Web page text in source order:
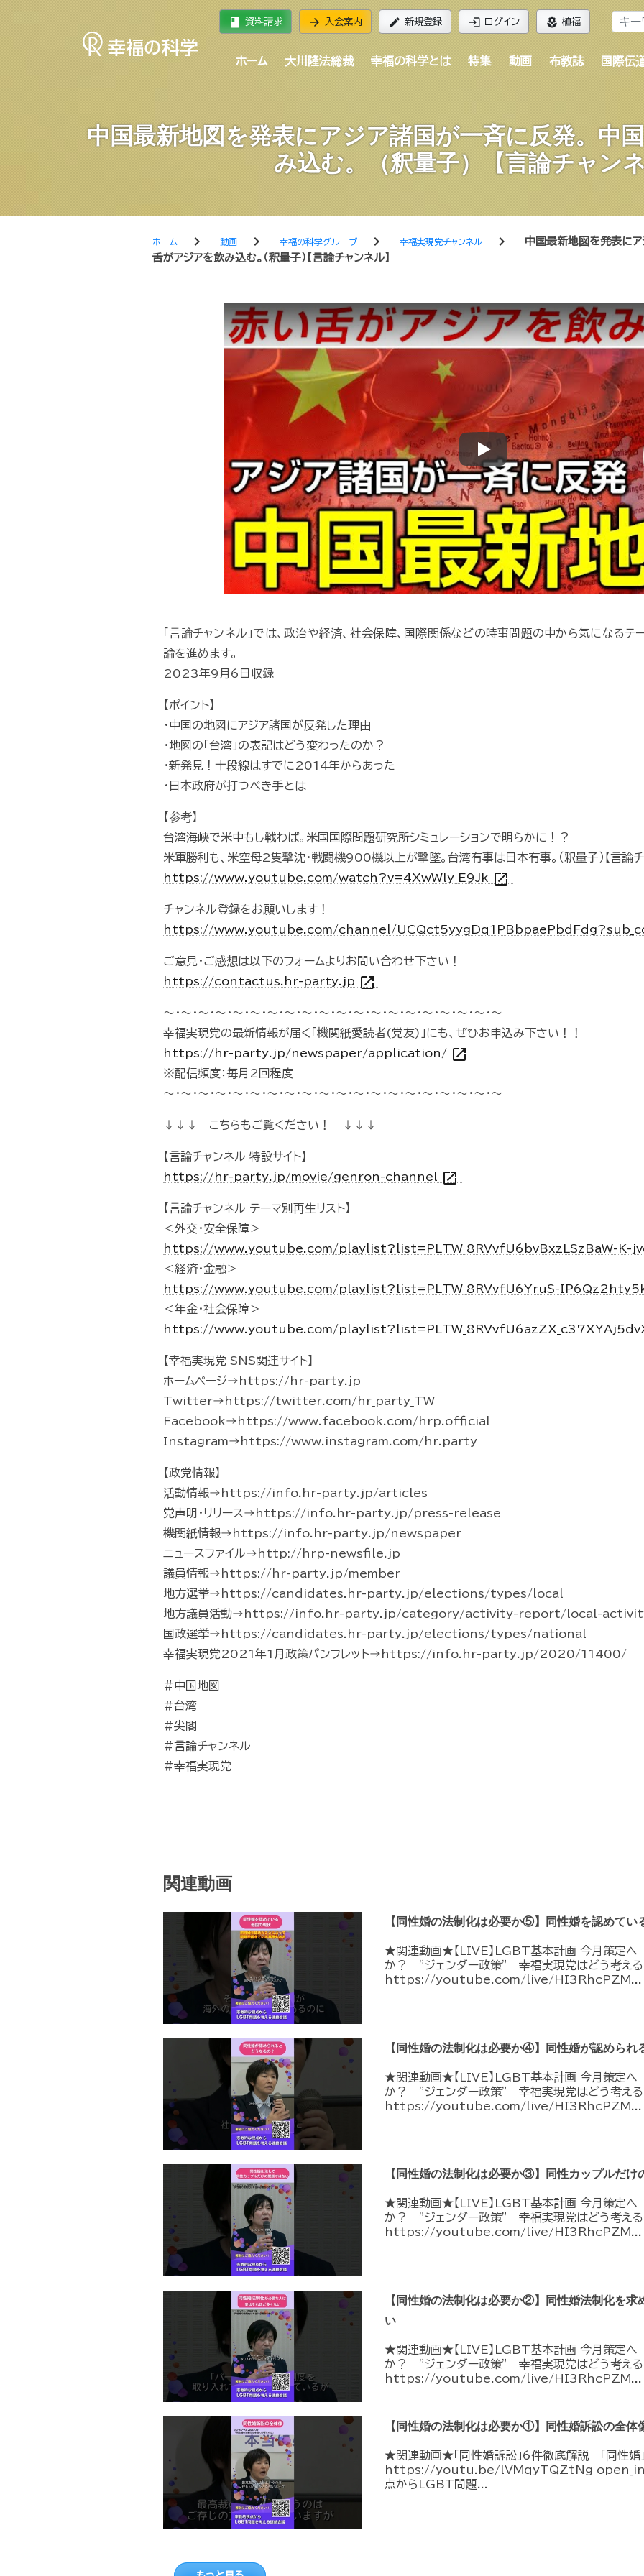
book 資料請求 arrow_forward 入会案内 edit 新規登録 login ログイン local_florist 植福
ホーム 大川隆法総裁 幸福の科学とは 特集 動画 布教誌 国際伝
中国最新地図を発表にアジア諸国が一斉に反発。中
み込む。（釈量子）【言論チャンネ
ホーム chevron_right 動画 chevron_right 幸福の科学グループ chevron_right 幸福実現党チャンネル chevron_right
中国最新地図を発表に
舌がアジアを飲み込む。（釈量子）【言論チャンネル】
Play
「言論チャンネル」では、政治や経済、社会保障、国際関係などの時事問題の中から気になる
論を進めます。
2023年9月6日収録
【ポイント】
・中国の地図にアジア諸国が反発した理由
・地図の「台湾」の表記はどう変わったのか？
・新発見！十段線はすでに2014年からあった
・日本政府が打つべき手とは
【参考】
台湾海峡で米中もし戦わば。米国国際問題研究所シミュレーションで明らかに！？
米軍勝利も、米空母2隻撃沈・戦闘機900機以上が撃墜。台湾有事は日本有事。（釈量子）【言論チ
https://www.youtube.com/watch?v=4XwWly_E9Jk open_in_new
チャンネル登録をお願いします！
https://www.youtube.com/channel/
ご意見・ご感想は以下のフォームよりお問い合わせ下さい！
https://contactus.hr-party.jp open_in_new
～・～・～・～・～・～・～・～・～・～・～・～・～・～・～・～・～・～・～・～
幸福実現党の最新情報が届く「機関紙愛読者(党友)」にも、ぜひお申込み下さい！！
https://hr-party.jp/newspaper/application/ open_in_new
※配信頻度：毎月2回程度
～・～・～・～・～・～・～・～・～・～・～・～・～・～・～・～・～・～・～・～
↓↓↓ こちらもご覧ください！ ↓↓↓
【言論チャンネル 特設サイト】
https://hr-party.jp/movie/genron-channel
open_in_new
【言論チャンネル テーマ別再生リスト】
＜外交・安全保障＞
https://www.youtube.com/playlist?list=PLTW_8RVvfU6bvBxzLSzBaW-K-
＜経済・金融＞
https://www.youtube.com/playlist?list=PLTW_8RVvfU6YruS-
＜年金・社会保障＞
https://www.youtube.com/
【幸福実現党 SNS関連サイト】
ホームページ→https://hr-party.jp
Twitter→https://twitter.com/hr_party_TW
Facebook→https://www.facebook.com/hrp.official
Instagram→https://www.instagram.com/hr.party
【政党情報】
活動情報→https://info.hr-party.jp/articles
党声明・リリース→https://info.hr-party.jp/press-release
機関紙情報→https://info.hr-party.jp/newspaper
ニュースファイル→http://hrp-newsfile.jp
議員情報→https://hr-party.jp/member
地方選挙→https://candidates.hr-party.jp/elections/types/local
地方議員活動→https://info.hr-party.jp/category/activity-report/local-
国政選挙→https://candidates.hr-party.jp/elections/types/national
幸福実現党2021年1月政策パンフレット→https://info.hr-party.jp/2020/11400/
#中国地図
#台湾
#尖閣
#言論チャンネル
#幸福実現党
関連動画
【同性婚の法制化は必要か⑤】同性婚を認めてい
★関連動画★【LIVE】LGBT基本計画 今月策定
か？ ”ジェンダー政策” 幸福実現党はどう考える
https://youtube.com/live/HI3RhcPZM...
【同性婚の法制化は必要か④】同性婚が認められ
★関連動画★【LIVE】LGBT基本計画 今月策定
か？ ”ジェンダー政策” 幸福実現党はどう考える
https://youtube.com/live/HI3RhcPZM...
【同性婚の法制化は必要か③】同性カップルだけ
★関連動画★【LIVE】LGBT基本計画 今月策定
か？ ”ジェンダー政策” 幸福実現党はどう考える
https://youtube.com/live/HI3RhcPZM...
【同性婚の法制化は必要か②】同性婚法制化を求
い
★関連動画★【LIVE】LGBT基本計画 今月策定
か？ ”ジェンダー政策” 幸福実現党はどう考える
https://youtube.com/live/HI3RhcPZM...
【同性婚の法制化は必要か①】同性婚訴訟の全体
★関連動画★「同性婚訴訟」6件徹底解説 「同性婚
https://youtu.be/lVMqyTQZtNg
点からLGBT問題...